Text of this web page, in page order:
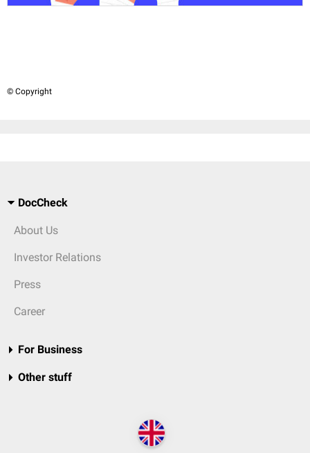
© Copyright
DocCheck
About Us
Investor Relations
Press
Career
For Business
Other stuff